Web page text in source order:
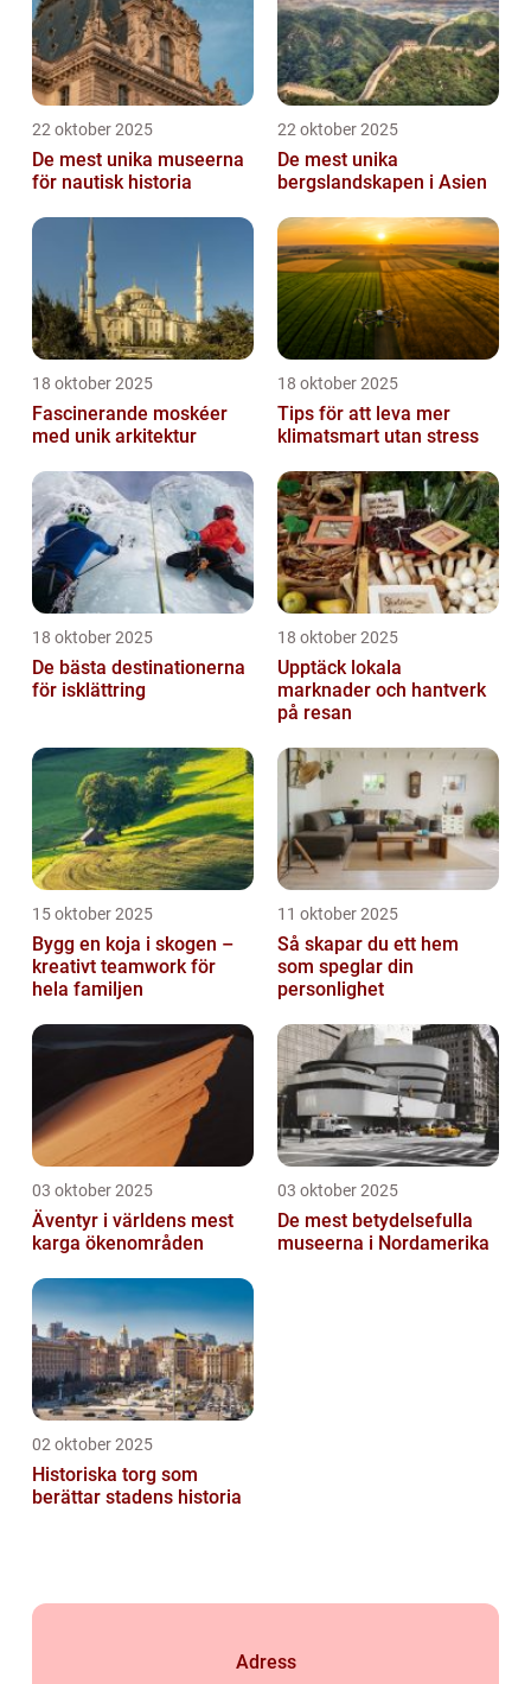
22 oktober 2025
De mest unika museerna
för nautisk historia
22 oktober 2025
De mest unika
bergslandskapen i Asien
18 oktober 2025
Fascinerande moskéer
med unik arkitektur
18 oktober 2025
Tips för att leva mer
klimatsmart utan stress
18 oktober 2025
De bästa destinationerna
för isklättring
18 oktober 2025
Upptäck lokala
marknader och hantverk
på resan
15 oktober 2025
Bygg en koja i skogen –
kreativt teamwork för
hela familjen
11 oktober 2025
Så skapar du ett hem
som speglar din
personlighet
03 oktober 2025
Äventyr i världens mest
karga ökenområden
03 oktober 2025
De mest betydelsefulla
museerna i Nordamerika
02 oktober 2025
Historiska torg som
berättar stadens historia
Adress